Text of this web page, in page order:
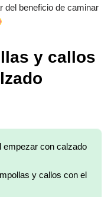
del beneficio de caminar
y callos
empezar con calzado
y callos con el